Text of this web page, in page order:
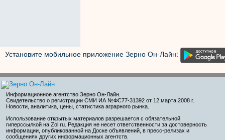
Установите мобильное приложение Зерно Он-Лайн:
Информационное агентство Зерно Он-Лайн
Свидетельство о регистрации СМИ ИА №ФС77-31392 от 12 марта 2008 г.
Новости, аналитика, цены, статистика аграрного рынка.
Использование открытых материалов разрешается с обязательной
гиперссылкой на Zol.ru. Редакция не несет ответственности за достоверность
информации, опубликованной на Доске объявлений, в пресс-релизах и
сообщениях других информационных агентств.